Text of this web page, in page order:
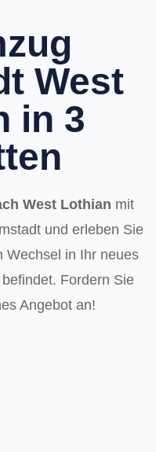
West
in 3
West Lothian mit
und erleben Sie
Wechsel in Ihr neues
Fordern Sie
Angebot an!